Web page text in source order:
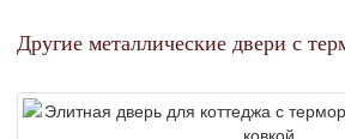
Другие металлические двери с